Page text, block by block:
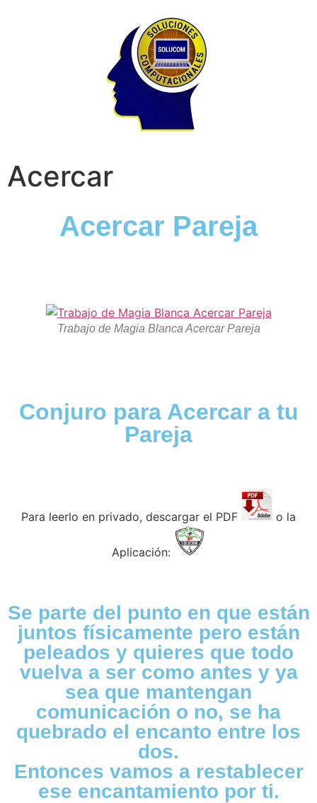
Acercar
Acercar Pareja
Trabajo de Magia Blanca Acercar Pareja
Conjuro para Acercar a tu
Pareja
Para leerlo en privado, descargar el PDF o la
Aplicación:
Se parte del punto en que están
juntos físicamente pero están
peleados y quieres que todo
vuelva a ser como antes y ya
sea que mantengan
comunicación o no, se ha
quebrado el encanto entre los
dos.
Entonces vamos a restablecer
ese encantamiento por ti.